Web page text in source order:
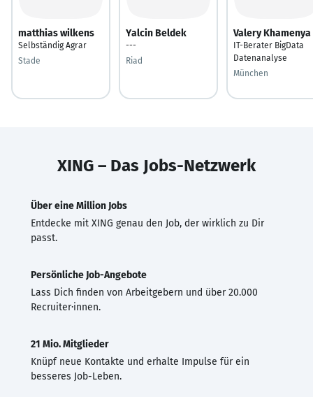
matthias wilkens
Selbständig Agrar
Stade
Yalcin Beldek
---
Riad
Valery Khamenya
IT-Berater BigData
Datenanalyse
München
XING – Das Jobs-Netzwerk
Über eine Million Jobs
Entdecke mit XING genau den Job, der wirklich zu Dir
passt.
Persönliche Job-Angebote
Lass Dich finden von Arbeitgebern und über 20.000
Recruiter·innen.
21 Mio. Mitglieder
Knüpf neue Kontakte und erhalte Impulse für ein
besseres Job-Leben.